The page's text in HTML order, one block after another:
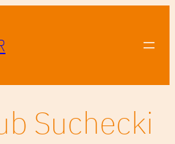
Suchecki